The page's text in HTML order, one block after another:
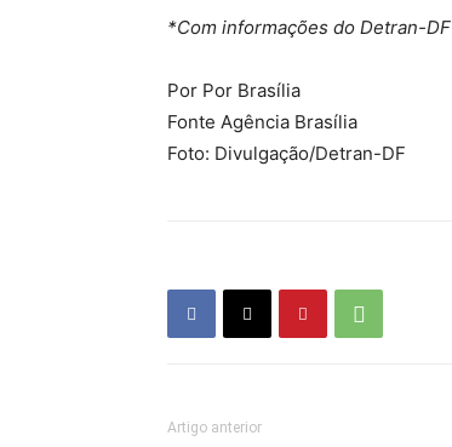
*Com informações do Detran-DF
Por Por Brasília
Fonte Agência Brasília
Foto: Divulgação/Detran-DF
Artigo anterior